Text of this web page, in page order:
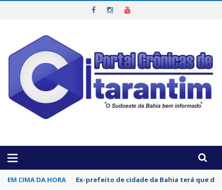
EM CIMA DA HORA Apoiado pelo empresário Joelan, Carlos